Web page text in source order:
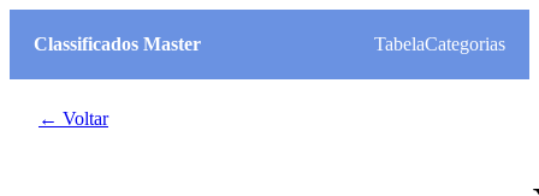
Classificados Master TabelaCategorias
← Voltar